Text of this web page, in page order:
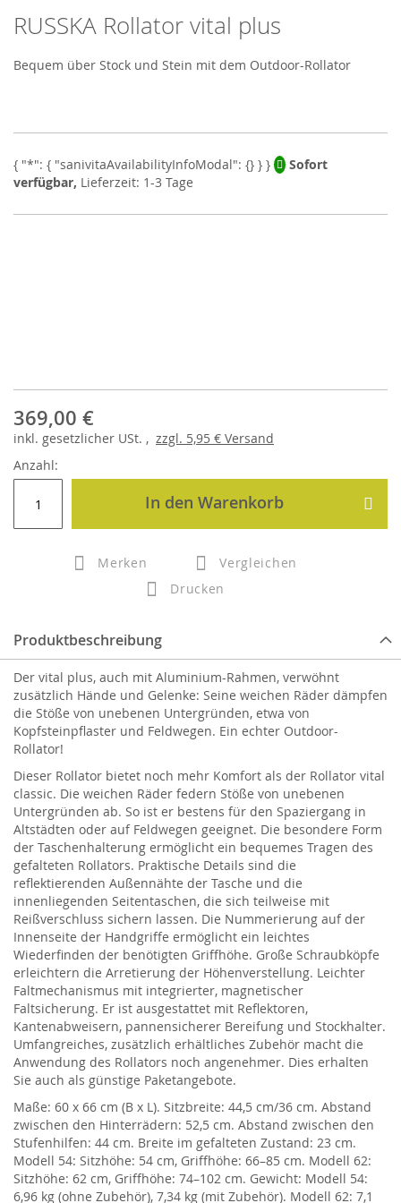
Skip
to
the
beginning
images
RUSSKA Rollator vital plus
Bequem über Stock und Stein mit dem Outdoor-Rollator
Sofort
verfügbar, Lieferzeit: 1-3 Tage
369,00 €
inkl. gesetzlicher USt. , zzgl. 5,95 € Versand
Anzahl:
In den Warenkorb
Merken
Vergleichen
Drucken
Produktbeschreibung
Der vital plus, auch mit Aluminium-Rahmen, verwöhnt
zusätzlich Hände und Gelenke: Seine weichen Räder dämpfen
die Stöße von unebenen Untergründen, etwa von
Kopfsteinpflaster und Feldwegen. Ein echter Outdoor-
Rollator!
Dieser Rollator bietet noch mehr Komfort als der Rollator vital
classic. Die weichen Räder federn Stöße von unebenen
Untergründen ab. So ist er bestens für den Spaziergang in
Altstädten oder auf Feldwegen geeignet. Die besondere Form
der Taschenhalterung ermöglicht ein bequemes Tragen des
gefalteten Rollators. Praktische Details sind die
reflektierenden Außennähte der Tasche und die
innenliegenden Seitentaschen, die sich teilweise mit
Reißverschluss sichern lassen. Die Nummerierung auf der
Innenseite der Handgriffe ermöglicht ein leichtes
Wiederfinden der benötigten Griffhöhe. Große Schraubköpfe
erleichtern die Arretierung der Höhenverstellung. Leichter
Faltmechanismus mit integrierter, magnetischer
Faltsicherung. Er ist ausgestattet mit Reflektoren,
Kantenabweisern, pannensicherer Bereifung und Stockhalter.
Umfangreiches, zusätzlich erhältliches Zubehör macht die
Anwendung des Rollators noch angenehmer. Dies erhalten
Sie auch als günstige Paketangebote.
Maße: 60 x 66 cm (B x L). Sitzbreite: 44,5 cm/36 cm. Abstand
zwischen den Hinterrädern: 52,5 cm. Abstand zwischen den
Stufenhilfen: 44 cm. Breite im gefalteten Zustand: 23 cm.
Modell 54: Sitzhöhe: 54 cm, Griffhöhe: 66–85 cm. Modell 62:
Sitzhöhe: 62 cm, Griffhöhe: 74–102 cm. Gewicht: Modell 54:
6,96 kg (ohne Zubehör), 7,34 kg (mit Zubehör). Modell 62: 7,1